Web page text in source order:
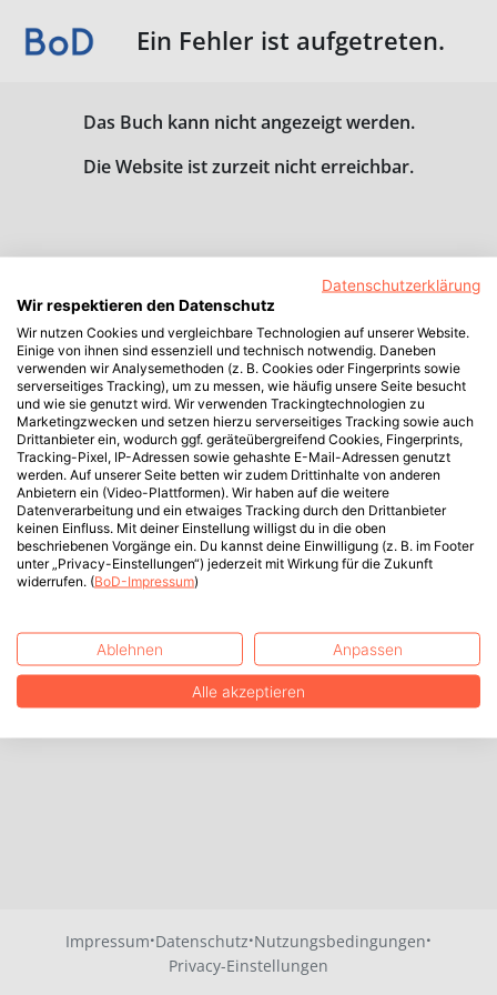
Ein Fehler ist aufgetreten.
Das Buch kann nicht angezeigt werden.
Die Website ist zurzeit nicht erreichbar.
Impressum·Datenschutz·Nutzungsbedingungen·
Privacy-Einstellungen
Datenschutzerklärung
Wir respektieren den Datenschutz
Wir nutzen Cookies und vergleichbare Technologien auf unserer Website.
Einige von ihnen sind essenziell und technisch notwendig. Daneben
verwenden wir Analysemethoden (z. B. Cookies oder Fingerprints sowie
serverseitiges Tracking), um zu messen, wie häufig unsere Seite besucht
und wie sie genutzt wird. Wir verwenden Trackingtechnologien zu
Marketingzwecken und setzen hierzu serverseitiges Tracking sowie auch
Drittanbieter ein, wodurch ggf. geräteübergreifend Cookies, Fingerprints,
Tracking-Pixel, IP-Adressen sowie gehashte E-Mail-Adressen genutzt
werden. Auf unserer Seite betten wir zudem Drittinhalte von anderen
Anbietern ein (Video-Plattformen). Wir haben auf die weitere
Datenverarbeitung und ein etwaiges Tracking durch den Drittanbieter
keinen Einfluss. Mit deiner Einstellung willigst du in die oben
beschriebenen Vorgänge ein. Du kannst deine Einwilligung (z. B. im Footer
unter „Privacy-Einstellungen“) jederzeit mit Wirkung für die Zukunft
widerrufen. (BoD-Impressum)
Ablehnen Anpassen
Alle akzeptieren